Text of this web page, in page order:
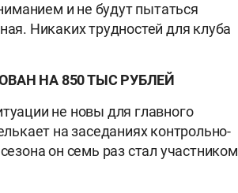
и не будут пытаться
Никаких трудностей для клуба
НА 850 ТЫС РУБЛЕЙ
не новы для главного
на заседаниях контрольно-
он семь раз стал участником